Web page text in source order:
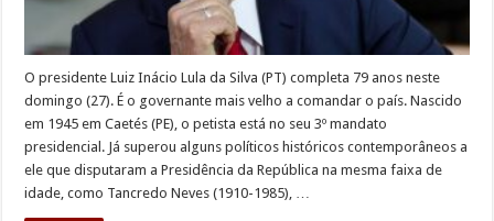
O presidente Luiz Inácio Lula da Silva (PT) completa 79 anos neste
domingo (27). É o governante mais velho a comandar o país. Nascido
em 1945 em Caetés (PE), o petista está no seu 3º mandato
presidencial. Já superou alguns políticos históricos contemporâneos a
ele que disputaram a Presidência da República na mesma faixa de
idade, como Tancredo Neves (1910-1985), …